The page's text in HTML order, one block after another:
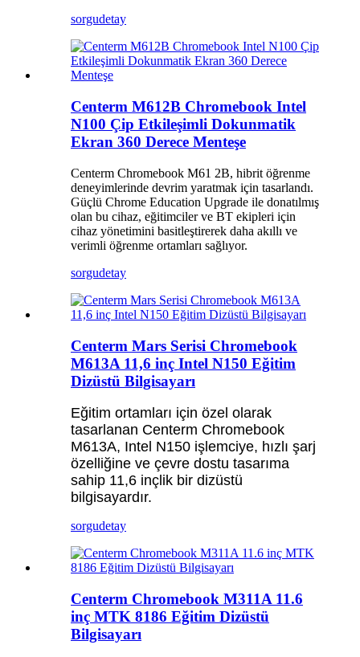
sorgudetay
Centerm M612B Chromebook Intel
N100 Çip Etkileşimli Dokunmatik
Ekran 360 Derece Menteşe
Centerm Chromebook M61 2B, hibrit öğrenme
deneyimlerinde devrim yaratmak için tasarlandı.
Güçlü Chrome Education Upgrade ile donatılmış
olan bu cihaz, eğitimciler ve BT ekipleri için
cihaz yönetimini basitleştirerek daha akıllı ve
verimli öğrenme ortamları sağlıyor.
sorgudetay
Centerm Mars Serisi Chromebook
M613A 11,6 inç Intel N150 Eğitim
Dizüstü Bilgisayarı
Eğitim ortamları için özel olarak
tasarlanan Centerm Chromebook
M613A, Intel N150 işlemciye, hızlı şarj
özelliğine ve çevre dostu tasarıma
sahip 11,6 inçlik bir dizüstü
bilgisayardır.
sorgudetay
Centerm Chromebook M311A 11.6
inç MTK 8186 Eğitim Dizüstü
Bilgisayarı